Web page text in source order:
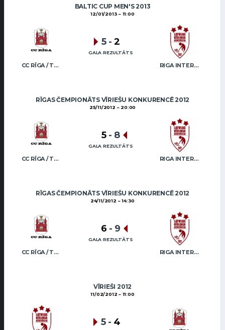
BALTIC CUP MEN'S 2013
12/01/2013 11:00
CC RĪGA / TRUKŠĀNS RIGA INTERNATIONAL CURLING CLUB / GRAY
5 - 2
GALA REZULTĀTS
RĪGAS ČEMPIONĀTS VĪRIEŠU KONKURENCĒ 2012
25/11/2012 20:00
CC RĪGA / TRUKŠĀNS RIGA INTERNATIONAL CURLING CLUB / GRAY
5 - 8
GALA REZULTĀTS
RĪGAS ČEMPIONĀTS VĪRIEŠU KONKURENCĒ 2012
24/11/2012 14:30
CC RĪGA / TRUKŠĀNS RIGA INTERNATIONAL CURLING CLUB / GRAY
6 - 9
GALA REZULTĀTS
VĪRIEŠI 2012
11/02/2012 11:00
5 - 4